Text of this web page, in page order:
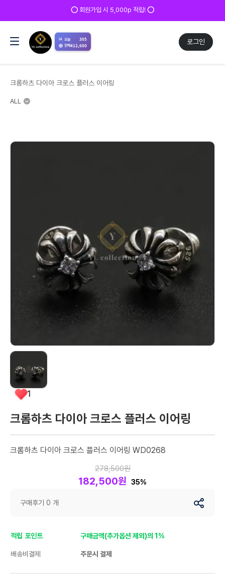
⭕ 회원가입 시 5,000p 적립! ⭕
로그인
📊 오늘 305
전체412,600
크롬하츠 다이아 크로스 플러스 이어링
ALL
1
크롬하츠 다이아 크로스 플러스 이어링
크롬하츠 다이아 크로스 플러스 이어링 WD0268
278,500원
182,500원 35%
구매후기 0 개
적립 포인트 구매금액(추가옵션 제외)의 1%
배송비결제 주문시 결제